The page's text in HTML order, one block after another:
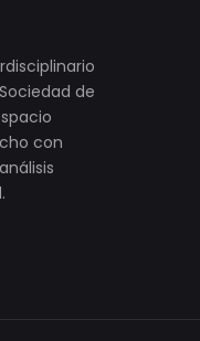
de
con